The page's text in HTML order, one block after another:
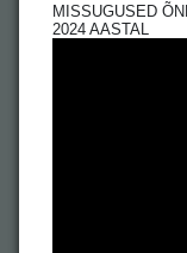
MISSUGUSED
2024 AASTAL